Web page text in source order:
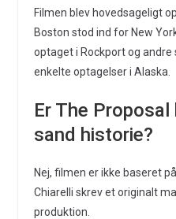
Filmen blev hovedsageligt
Boston stod ind for New
optaget i Rockport og
enkelte optagelser i Alaska.
Er The
sand historie?
Nej, filmen er ikke baseret
Chiarelli skrev et originalt
produktion.